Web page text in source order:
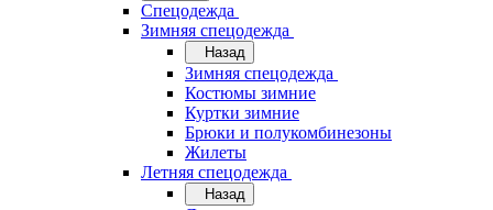
Спецодежда
Зимняя спецодежда
Назад
Зимняя спецодежда
Костюмы зимние
Куртки зимние
Брюки и полукомбинезоны
Жилеты
Летняя спецодежда
Назад